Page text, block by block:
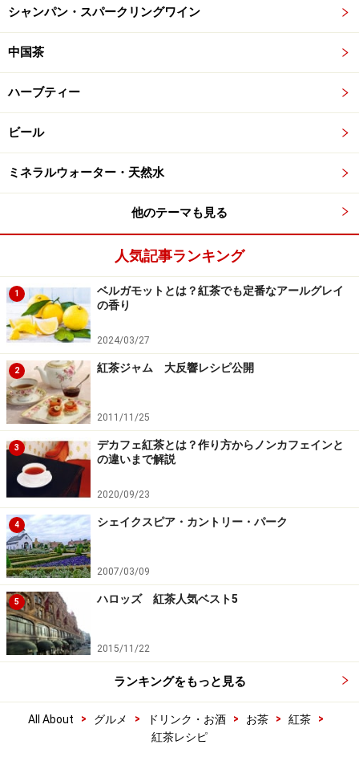
シャンパン・スパークリングワイン
中国茶
ハーブティー
ビール
ミネラルウォーター・天然水
他のテーマも見る
人気記事ランキング
1
ベルガモットとは？紅茶でも定番なアールグレイ
の香り
2024/03/27
2 紅茶ジャム 大反響レシピ公開
2011/11/25
3
デカフェ紅茶とは？作り方からノンカフェインと
の違いまで解説
2020/09/23
4 シェイクスピア・カントリー・パーク
2007/03/09
5 ハロッズ 紅茶人気ベスト5
2015/11/22
ランキングをもっと見る
All About > グルメ > ドリンク・お酒 > お茶 > 紅茶
>
紅茶レシピ